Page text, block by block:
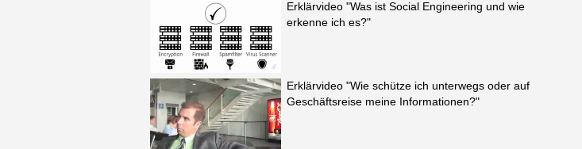
Erklärvideo "Was ist Social Engineering und wie
erkenne ich es?"
Erklärvideo "Wie schütze ich unterwegs oder auf
Geschäftsreise meine Informationen?"